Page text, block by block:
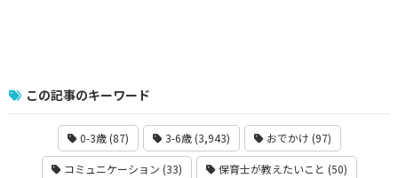
この記事のキーワード
0-3歳 (87) 3-6歳 (3,943) おでかけ (97)
コミュニケーション (33) 保育士が教えたいこと (50)